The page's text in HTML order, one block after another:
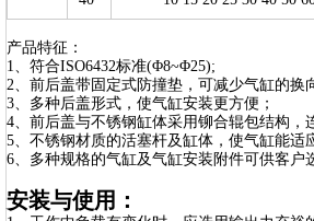
产品特征：
1、符合ISO6432标准(Φ8~Φ25);
2、前后盖带固定式防撞垫，可减少气缸的换
3、多种后盖形式，使气缸安装更方便；
4、前后盖与不锈钢缸体采用铆合辊包结构，
5、不锈钢材质的活塞杆及缸体，使气缸能适
6、多种规格的气缸及气缸安装附件可供客户
安装与使用：